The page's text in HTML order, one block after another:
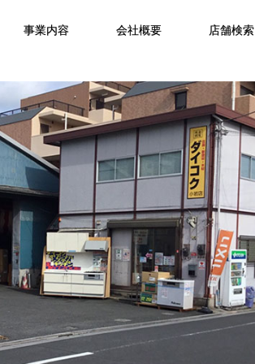
事業内容 会社概要 店舗検索